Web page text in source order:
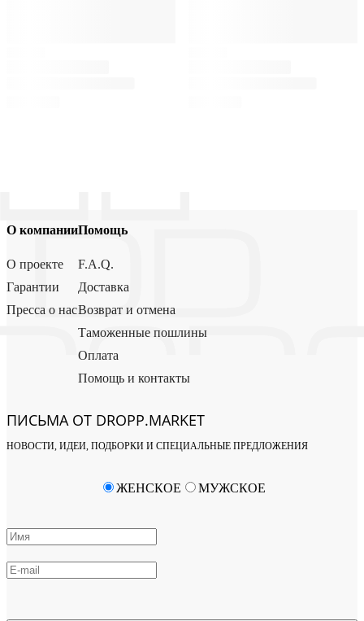
О компании
О проекте
Гарантии
Пресса о нас
Помощь
F.A.Q.
Доставка
Возврат и отмена
Таможенные пошлины
Оплата
Помощь и контакты
ПИСЬМА ОТ DROPP.MARKET
НОВОСТИ, ИДЕИ, ПОДБОРКИ И СПЕЦИАЛЬНЫЕ ПРЕДЛОЖЕНИЯ
ЖЕНСКОЕ МУЖСКОЕ